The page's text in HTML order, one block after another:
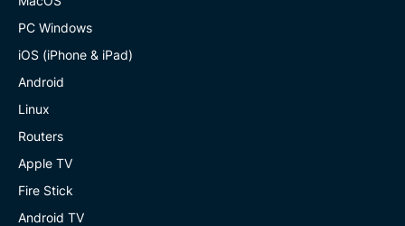
PC Windows
iOS (iPhone & iPad)
Android
Linux
Routers
Apple TV
Fire Stick
Android TV